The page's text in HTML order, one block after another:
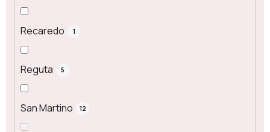
Recaredo 1
Reguta 5
San Martino 12